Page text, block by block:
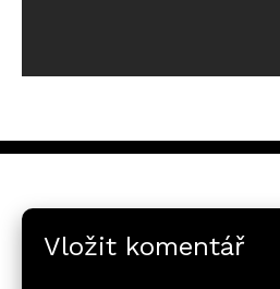
Vložit komentář